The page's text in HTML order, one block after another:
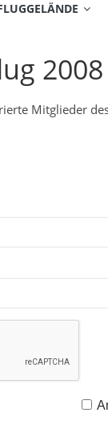
2008
Mitglieder